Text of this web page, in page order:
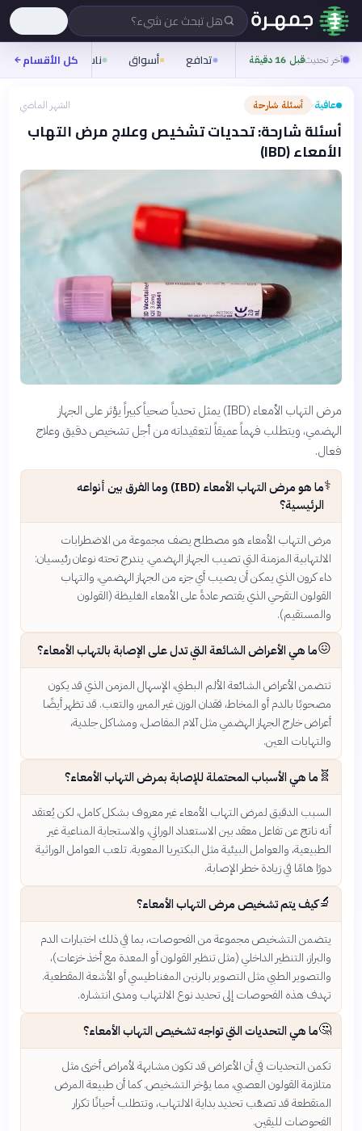
هل تبحث عن شيء؟
آخر تحديثقبل 16 دقيقة تدافع أسواق ناس روح
كل الأقسام
عافية› أسئلة شارحة الشهر الماضي
أسئلة شارحة: تحديات تشخيص وعلاج مرض التهاب
الأمعاء (IBD)
مرض التهاب الأمعاء (IBD) يمثل تحدياً صحياً كبيراً يؤثر على الجهاز
الهضمي، ويتطلب فهماً عميقاً لتعقيداته من أجل تشخيص دقيق وعلاج
فعال.
⚕️
ما هو مرض التهاب الأمعاء (IBD) وما الفرق بين أنواعه
الرئيسية؟
مرض التهاب الأمعاء هو مصطلح يصف مجموعة من الاضطرابات
الالتهابية المزمنة التي تصيب الجهاز الهضمي. يندرج تحته نوعان رئيسيان:
داء كرون الذي يمكن أن يصيب أي جزء من الجهاز الهضمي، والتهاب
القولون التقرحي الذي يقتصر عادةً على الأمعاء الغليظة (القولون
والمستقيم).
😖ما هي الأعراض الشائعة التي تدل على الإصابة بالتهاب الأمعاء؟
تتضمن الأعراض الشائعة الألم البطني، الإسهال المزمن الذي قد يكون
مصحوبًا بالدم أو المخاط، فقدان الوزن غير المبرر، والتعب. قد تظهر أيضًا
أعراض خارج الجهاز الهضمي مثل آلام المفاصل، ومشاكل جلدية،
والتهابات العين.
🧬 ما هي الأسباب المحتملة للإصابة بمرض التهاب الأمعاء؟
السبب الدقيق لمرض التهاب الأمعاء غير معروف بشكل كامل، لكن يُعتقد
أنه ناتج عن تفاعل معقد بين الاستعداد الوراثي، والاستجابة المناعية غير
الطبيعية، والعوامل البيئية مثل البكتيريا المعوية. تلعب العوامل الوراثية
دورًا هامًا في زيادة خطر الإصابة.
🔬كيف يتم تشخيص مرض التهاب الأمعاء؟
يتضمن التشخيص مجموعة من الفحوصات، بما في ذلك اختبارات الدم
والبراز، التنظير الداخلي (مثل تنظير القولون أو المعدة مع أخذ خزعات)،
والتصوير الطبي مثل التصوير بالرنين المغناطيسي أو الأشعة المقطعية.
تهدف هذه الفحوصات إلى تحديد نوع الالتهاب ومدى انتشاره.
🤔ما هي التحديات التي تواجه تشخيص التهاب الأمعاء؟
تكمن التحديات في أن الأعراض قد تكون مشابهة لأمراض أخرى مثل
متلازمة القولون العصبي، مما يؤخر التشخيص. كما أن طبيعة المرض
المتقطعة قد تصعّب تحديد بداية الالتهاب، وتتطلب أحيانًا تكرار
الفحوصات لليقين.